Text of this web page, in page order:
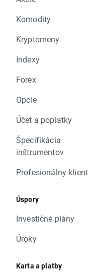
Komodity
Kryptomeny
Indexy
Forex
Opcie
Účet a poplatky
Špecifikácia
inštrumentov
Profesionálny klient
Úspory
Investičné plány
Úroky
Karta a platby